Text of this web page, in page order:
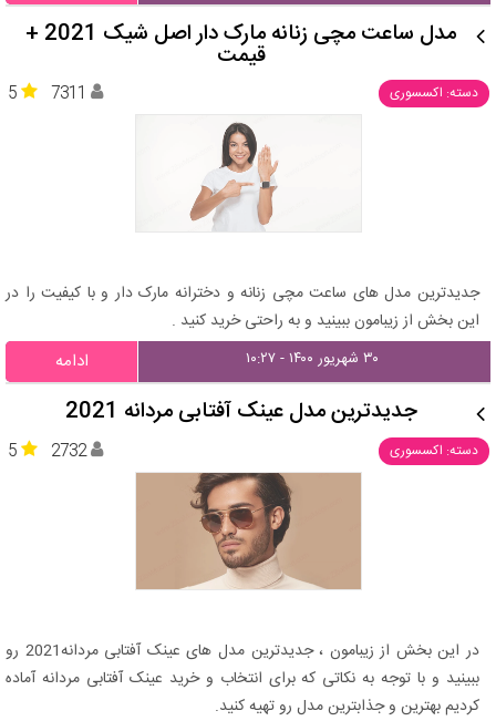
مدل ساعت مچی زنانه مارک دار اصل شیک 2021 +
قیمت
دسته: اکسسوری 5 7311
جدیدترین مدل های ساعت مچی زنانه و دخترانه مارک دار و با کیفیت را در
این بخش از زیبامون ببینید و به راحتی خرید کنید .
۳۰ شهریور ۱۴۰۰ - ۱۰:۲۷ ادامه
جدیدترین مدل عینک آفتابی مردانه 2021
دسته: اکسسوری 5 2732
در این بخش از زیبامون ، جدیدترین مدل های عینک آفتابی مردانه2021 رو
ببینید و با توجه به نکاتی که برای انتخاب و خرید عینک آفتابی مردانه آماده
کردیم بهترین و جذابترین مدل رو تهیه کنید.